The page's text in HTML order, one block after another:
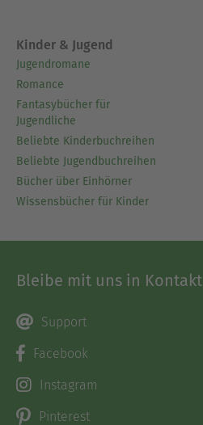
Kinder & Jugend
Jugendromane
Romance
Fantasybücher für
Jugendliche
Beliebte Kinderbuchreihen
Beliebte Jugendbuchreihen
Bücher über Einhörner
Wissensbücher für Kinder
Bleibe mit uns in Kontakt
Support
Facebook
Instagram
Pinterest